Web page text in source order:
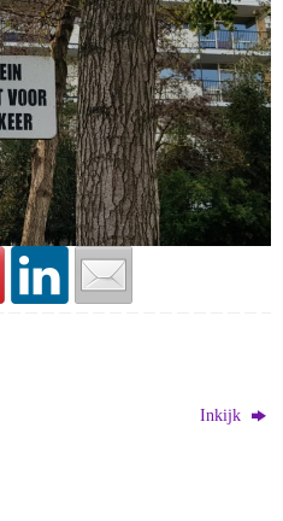
Inkijk